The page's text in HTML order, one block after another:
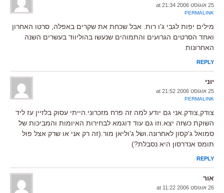
25 אוגוסט 2006 at 21:34
PERMALINK
מילים יפות לגבי ג'ו רות. אבל שכחת את שקרים באפלה, סרטו האחרון
ואחד הסרטים הגרועים והתמוהים שנעשו בהוליווד בעשרים השנה
האחרונות
REPLY
יוני
25 אוגוסט 2006 at 21:52
PERMALINK
צודק,צודק.אני גם יודע למה זה פרח מזכרוני.הייתי עסוק בלזיין עז ליד
השוקת כשזה יצא.וזו גם עוד דוגמא לבחירות האיומות והמביכות של
סמואל ג'קסון לאחרונה.ושל ג'וליאן מור.(זה רק אני או שרק אצל פול
תומס אנדרסון היא נסבלת?)
REPLY
אור
26 אוגוסט 2006 at 11:22